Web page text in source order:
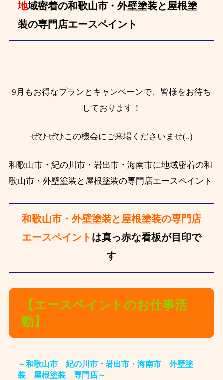
地域密着の和歌山市・外壁塗装と屋根塗
装の専門店エースペイント
9月もお得なプランとキャンペーンで、皆様をお待ち
しております！
ぜひぜひこの機会にご来場くださいませ(..)
和歌山市・紀の川市・岩出市・海南市に地域密着の和
歌山市・外壁塗装と屋根塗装の専門店エースペイント
和歌山市・外壁塗装と屋根塗装の専門店
エースペイント は真っ赤な看板が目印で
す
【エースペイントのお仕事活
動】
～和歌山市 紀の川市・岩出市・海南市 外壁塗
装 屋根塗装 専門店～